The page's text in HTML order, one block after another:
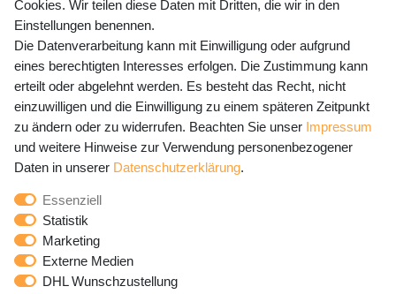
Versandkosten
Newsletter Anmeldung - Keine Angebote
mehr verpassen!
E-MAIL **
Newsletter
Honig
Hiermit bestätige ich, dass ich die
gelesen habe. Meine Einwilligung kann ich jederzeit
widerrufen.**
Cookies. Wir teilen diese Daten mit Dritten, die wir in den
Einstellungen benennen.
Die Datenverarbeitung kann mit Einwilligung oder aufgrund
eines berechtigten Interesses erfolgen. Die Zustimmung kann
erteilt oder abgelehnt werden. Es besteht das Recht, nicht
einzuwilligen und die Einwilligung zu einem späteren Zeitpunkt
zu ändern oder zu widerrufen. Beachten Sie unser Impressum
und weitere Hinweise zur Verwendung personenbezogener
Daten in unserer Daten­schutz­erklärung.
Essenziell
Statistik
Marketing
Externe Medien
DHL Wunschzustellung